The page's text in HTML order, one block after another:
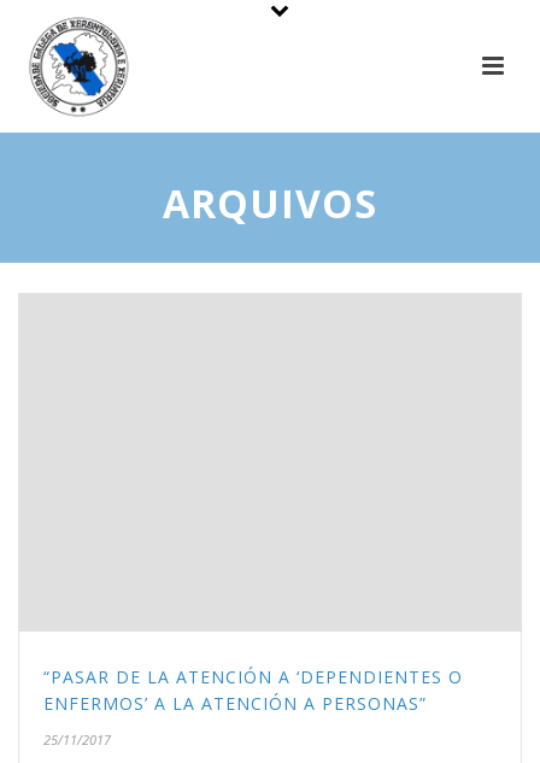
ARQUIVOS
“PASAR DE LA ATENCIÓN A ‘DEPENDIENTES O
ENFERMOS’ A LA ATENCIÓN A PERSONAS”
25/11/2017